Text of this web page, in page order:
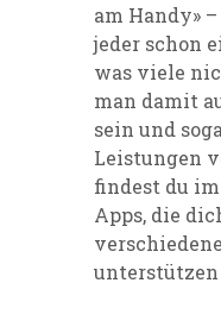
am Handy»
jeder schon
was viele
man damit
sein und
Leistungen
findest du
Apps, die
unterstützen